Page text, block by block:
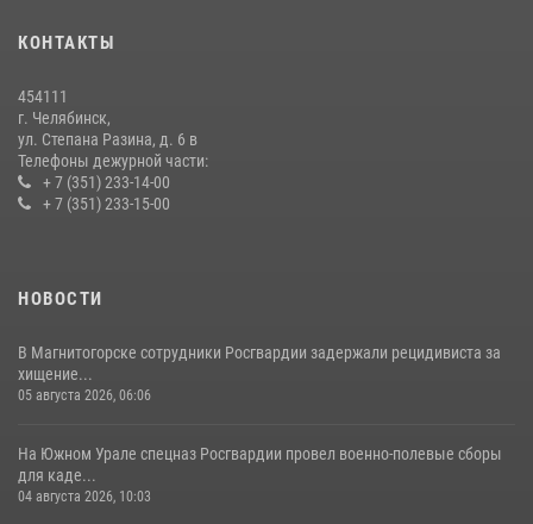
08 июля 2026, 12:05
КОНТАКТЫ
454111
г. Челябинск,
ул. Степана Разина, д. 6 в
Телефоны дежурной части:
+ 7 (351) 233-14-00
+ 7 (351) 233-15-00
НОВОСТИ
В Магнитогорске сотрудники Росгвардии задержали рецидивиста за
хищение...
05 августа 2026, 06:06
На Южном Урале спецназ Росгвардии провел военно-полевые сборы
для каде...
04 августа 2026, 10:03